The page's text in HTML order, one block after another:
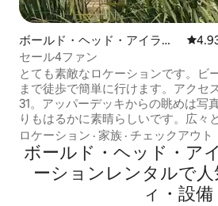
ボールド・ヘッド・アイラン
ドの一軒家
レビ
セール4ファン
とても素敵なロケーションです。ビ
まで徒歩で簡単に行けます。アクセ
31。アッパーデッキからの眺めは写
りもはるかに素晴らしいです。広々
た寝室が2つあります。メインの寝室
クイーンとバスがあります。2つ目の
にはクイーンベッド、二段ベッド、
があります。広々とした客室、1/2バ
ーム、完全に改装されたキッチン、洗
ロケーション · 家族 · チェックアウト
ボールド・ヘッド・ア
ーションレンタルで
ィ・設備